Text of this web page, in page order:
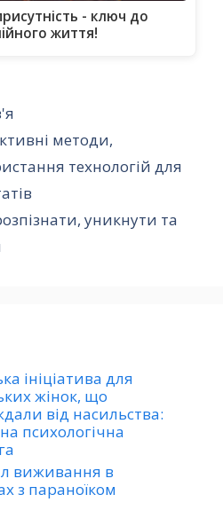
- ключ до
життя!
методи,
технологій для
уникнути та
ініціатива для
жінок, що
від насильства:
психологічна
виживання в
з параноїком